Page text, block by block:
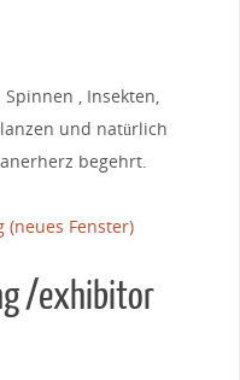
, Insekten,
und natürlich
begehrt.
(neues Fenster)
/exhibitor